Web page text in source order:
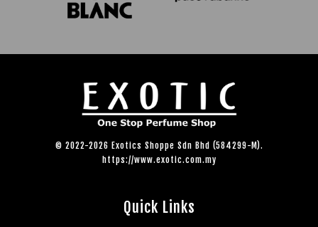
© 2022-2026 Exotics Shoppe Sdn Bhd (584299-M).
https://www.exotic.com.my
Quick Links